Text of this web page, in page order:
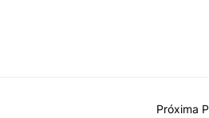
Próxima